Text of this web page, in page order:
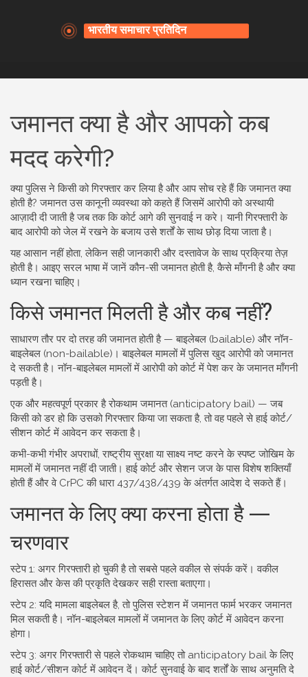
जमानत क्या है और आपको कब
मदद करेगी?
क्या पुलिस ने किसी को गिरफ्तार कर लिया है और आप सोच रहे हैं कि जमानत क्या
होती है? जमानत उस कानूनी व्यवस्था को कहते हैं जिसमें आरोपी को अस्थायी
आज़ादी दी जाती है जब तक कि कोर्ट आगे की सुनवाई न करे। यानी गिरफ्तारी के
बाद आरोपी को जेल में रखने के बजाय उसे शर्तों के साथ छोड़ दिया जाता है।
यह आसान नहीं होता, लेकिन सही जानकारी और दस्तावेज के साथ प्रक्रिया तेज़
होती है। आइए सरल भाषा में जानें कौन-सी जमानत होती है, कैसे माँगनी है और क्या
ध्यान रखना चाहिए।
किसे जमानत मिलती है और कब नहीं?
साधारण तौर पर दो तरह की जमानत होती है — बाइलेबल (bailable) और नॉन-
बाइलेबल (non-bailable)। बाइलेबल मामलों में पुलिस खुद आरोपी को जमानत
दे सकती है। नॉन-बाइलेबल मामलों में आरोपी को कोर्ट में पेश कर के जमानत माँगनी
पड़ती है।
एक और महत्वपूर्ण प्रकार है रोकथाम जमानत (anticipatory bail) — जब
किसी को डर हो कि उसको गिरफ्तार किया जा सकता है, तो वह पहले से हाई कोर्ट/
सीशन कोर्ट में आवेदन कर सकता है।
कभी-कभी गंभीर अपराधों, राष्ट्रीय सुरक्षा या साक्ष्य नष्ट करने के स्पष्ट जोखिम के
मामलों में जमानत नहीं दी जाती। हाई कोर्ट और सेशन जज के पास विशेष शक्तियाँ
होती हैं और वे CrPC की धारा 437/438/439 के अंतर्गत आदेश दे सकते हैं।
जमानत के लिए क्या करना होता है —
चरणवार
स्टेप 1: अगर गिरफ्तारी हो चुकी है तो सबसे पहले वकील से संपर्क करें। वकील
हिरासत और केस की प्रकृति देखकर सही रास्ता बताएगा।
स्टेप 2: यदि मामला बाइलेबल है, तो पुलिस स्टेशन में जमानत फार्म भरकर जमानत
मिल सकती है। नॉन-बाइलेबल मामलों में जमानत के लिए कोर्ट में आवेदन करना
होगा।
स्टेप 3: अगर गिरफ्तारी से पहले रोकथाम चाहिए तो anticipatory bail के लिए
हाई कोर्ट/सीशन कोर्ट में आवेदन दें। कोर्ट सुनवाई के बाद शर्तों के साथ अनुमति दे